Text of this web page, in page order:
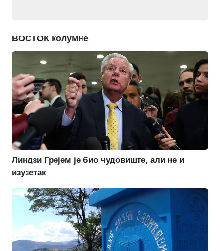
ВОСТОК колумне
Линдзи Грејем је био чудовиште, али не и
изузетак